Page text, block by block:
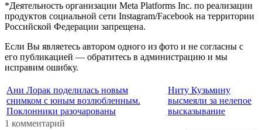
*Деятельность организации Meta Platforms Inc. по реализации
продуктов социальной сети Instagram/Facebook на территории
Российской Федерации запрещена.
Если Вы являетесь автором одного из фото и не согласны с
его публикацией — обратитесь в администрацию и мы
исправим ошибку.
Ани Лорак поделилась новым
снимком с юным возлюбленным.
Поклонники разочарованы
Ниту Кузьмину
высмеяли за нелепое
высказывание
1 комментарий